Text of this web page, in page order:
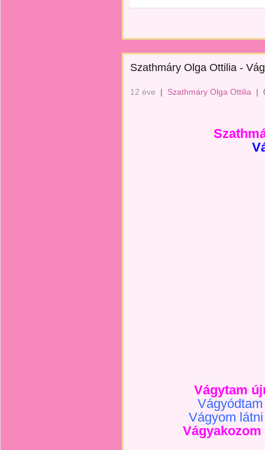
Szathmáry Olga Ottilia -
12 éve | Szathmáry Olga Ottilia |
Vágytam
Vágyom